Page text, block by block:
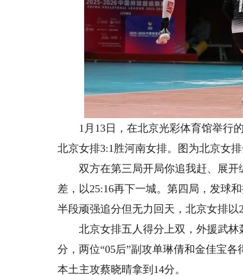
1月13日，在北京光彩体育馆举行的
北京女排3:1胜河南女排。图为北京女
双方在第三局开局你追我赶、展开
差，以25:16再下一城。第四局，发球
半段顽强追分但无力回天，北京女排以
北京女排五人得分上双，外援武林
分，两位“05后”副攻单琳倩和金佳宝
本土主攻蔡晓晴拿到14分。